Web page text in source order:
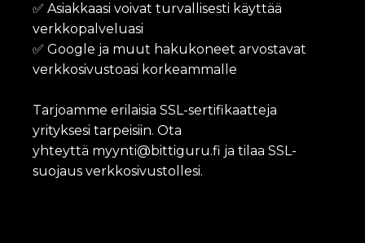
✅ Asiakkaasi voivat turvallisesti käyttää
verkkopalveluasi
✅ Google ja muut hakukoneet arvostavat
verkkosivustoasi korkeammalle
Tarjoamme erilaisia SSL-sertifikaatteja
yrityksesi tarpeisiin. Ota
yhteyttä myynti@bittiguru.fi ja tilaa SSL-
suojaus verkkosivustollesi.